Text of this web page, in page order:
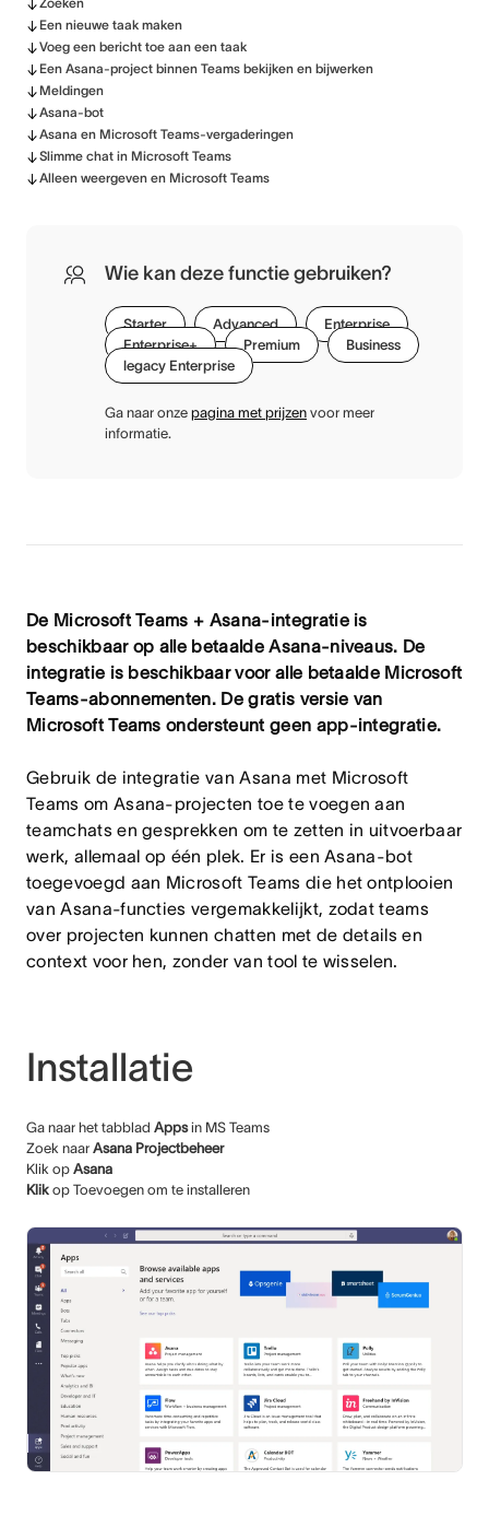
Een nieuwe taak maken
Voeg een bericht toe aan een taak
Een Asana-project binnen Teams bekijken en bijwerken
Meldingen
Asana-bot
Asana en Microsoft Teams-vergaderingen
Slimme chat in Microsoft Teams
Alleen weergeven en Microsoft Teams
Wie kan deze functie gebruiken?
Starter Advanced
Enterprise
Enterprise+
Premium
Business
legacy Enterprise
Ga naar onze pagina met prijzen voor meer
informatie.
De Microsoft Teams + Asana-integratie is
beschikbaar op alle betaalde Asana-niveaus. De
integratie is beschikbaar voor alle betaalde Microsoft
Teams-abonnementen. De gratis versie van
Microsoft Teams ondersteunt geen app-integratie.
Gebruik de integratie van Asana met Microsoft
Teams om Asana-projecten toe te voegen aan
teamchats en gesprekken om te zetten in uitvoerbaar
werk, allemaal op één plek. Er is een Asana-bot
toegevoegd aan Microsoft Teams die het ontplooien
van Asana-functies vergemakkelijkt, zodat teams
over projecten kunnen chatten met de details en
context voor hen, zonder van tool te wisselen.
Installatie
Ga naar het tabblad Appsin MS Teams
Zoek naar Asana Projectbeheer
Klik op Asana
Klik op Toevoegen om te installeren